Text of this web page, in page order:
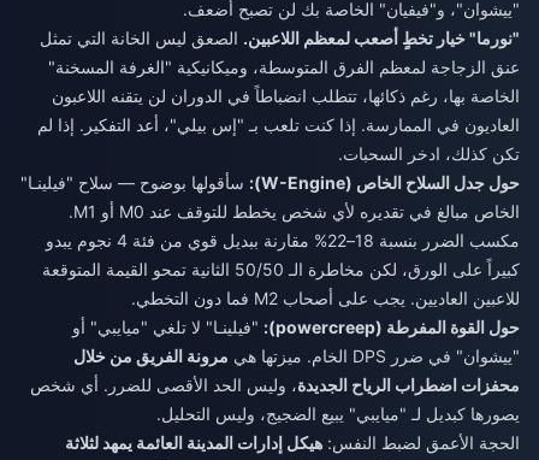
"ييشوان"، و"فيفيان" الخاصة بك لن تصبح أضعف.
"نورما" خيار تخطٍ أصعب لمعظم اللاعبين. الصعق ليس الخانة التي تمثل
عنق الزجاجة لمعظم الفرق المتوسطة، وميكانيكية "الغرفة المسخنة"
الخاصة بها، رغم ذكائها، تتطلب انضباطاً في الدوران لن يتقنه اللاعبون
العاديون في الممارسة. إذا كنت تلعب بـ "إس بيلي"، أعد التفكير. إذا لم
تكن كذلك، ادخر السحبات.
حول جدل السلاح الخاص (W-Engine):
سأقولها بوضوح — سلاح "فيلينـا"
الخاص مبالغ في تقديره لأي شخص يخطط للتوقف عند M0 أو M1.
مكسب الضرر بنسبة 18–22% مقارنة ببديل قوي من فئة 4 نجوم يبدو
كبيراً على الورق، لكن مخاطرة الـ 50/50 الثانية تمحو القيمة المتوقعة
للاعبين العاديين. يجب على أصحاب M2 فما دون التخطي.
حول القوة المفرطة (powercreep):
"فيلينـا" لا تلغي "ميايبي" أو
"ييشوان" في ضرر DPS الخام. ميزتها هي
مرونة الفريق من خلال
محفزات اضطراب الرياح الجديدة، وليس الحد الأقصى للضرر. أي شخص
يصورها كبديل لـ "ميايبي" يبيع الضجيج، وليس التحليل.
الحجة الأعمق لضبط النفس: هيكل إدارات المدينة العائمة يمهد لثلاثة